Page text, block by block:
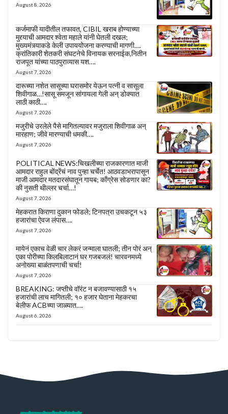
August 8, 2026
कर्जमाफी यादीतील तफावत, CIBIL खराब होण्याच्या
मुद्द्याची आमदार श्वेता महाले यांनी घेतली दखल;
मुख्यमंत्र्याकडे केली उपाययोजना करण्याची मागणी….
क्रांतिकारी शेतकरी संघटनेचे विनायक सरनाईक,नितीन
राजपूत यांच्या पाठपुराव्यास यश….
August 7, 2026
दारूच्या नशेत सासूच्या घरासमोर येऊन पत्नी व सासूला
शिवीगाळ…!सासू समजून सांगायला गेली अन् डोक्यात
लाठी काठी….
August 7, 2026
मजुरीचे उरलेले पैसे मागितल्यावर मजुराला शिवीगाळ अन्
मारहाण; जीवे मारण्याची धमकी….
August 7, 2026
POLITICAL NEWS:चिखलीच्या राजकारणात माजी
आमदार राहुल बोंद्रेंचं नाव पुन्हा चर्चेत! आठवडाभरापासून
माजी आमदार मतदारसंघातून गायब; काँग्रेस सोडणार का?
की नुसती थील्लर चर्चा…!
August 7, 2026
मेहकरात किराणा दुकान फोडले; टिनपत्रा उचकटून ५३
हजारांचा ऐवज लंपास….
August 7, 2026
मायेनं एकाच वेळी चार लेकरं जन्माला घातली; तीन पोरं अन्
एका पोरीच्या किलबिलाटानं घर गजबजलं! चारवनमध्ये
अनोख्या बाळंतपणाची चर्चा!
August 7, 2026
BREAKING: जप्तीचे वॉरंट न बजावण्यासाठी १५
हजारांची लाच मागितली; १० हजार घेताना मेहकरचा
बेलीफ ACBच्या जाळ्यात….
August 6, 2026